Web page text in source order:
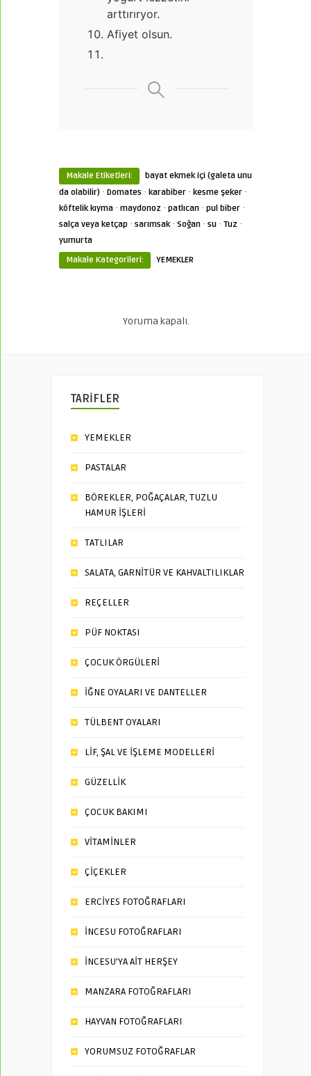
arttırıryor.
Afiyet olsun.
Makale Etiketleri:
bayat ekmek içi (galeta unu
da olabilir) · Domates · karabiber · kesme şeker ·
köftelik kıyma · maydonoz · patlıcan · pul biber ·
salça veya ketçap · sarımsak· Soğan · su · Tuz ·
yumurta
Makale Kategorileri:
YEMEKLER
Yoruma kapalı.
TARİFLER
YEMEKLER
PASTALAR
BÖREKLER, POĞAÇALAR, TUZLU
HAMUR İŞLERİ
TATLILAR
SALATA, GARNİTÜR VE KAHVALTILIKLAR
REÇELLER
PÜF NOKTASI
ÇOCUK ÖRGÜLERİ
İĞNE OYALARI VE DANTELLER
TÜLBENT OYALARI
LİF, ŞAL VE İŞLEME MODELLERİ
GÜZELLİK
ÇOCUK BAKIMI
VİTAMİNLER
ÇİÇEKLER
ERCİYES FOTOĞRAFLARI
İNCESU FOTOĞRAFLARI
İNCESU’YA AİT HERŞEY
MANZARA FOTOĞRAFLARI
HAYVAN FOTOĞRAFLARI
YORUMSUZ FOTOĞRAFLAR